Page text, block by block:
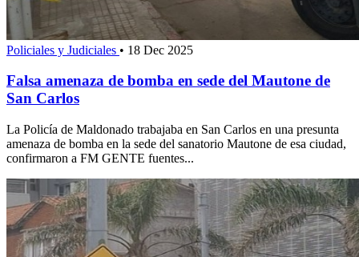
Policiales y Judiciales • 18 Dec 2025
Falsa amenaza de bomba en sede del Mautone de
San Carlos
La Policía de Maldonado trabajaba en San Carlos en una presunta
amenaza de bomba en la sede del sanatorio Mautone de esa ciudad,
confirmaron a FM GENTE fuentes...